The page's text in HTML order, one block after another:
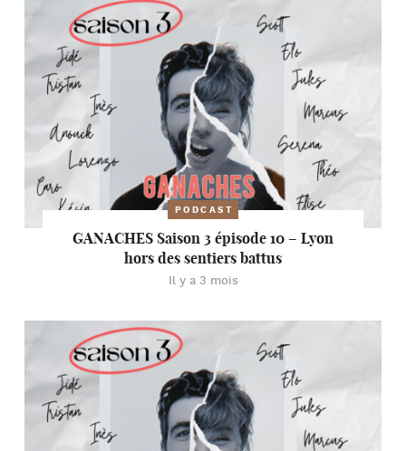
PODCAST
GANACHES Saison 3 épisode 10 – Lyon
hors des sentiers battus
Il y a 3 mois